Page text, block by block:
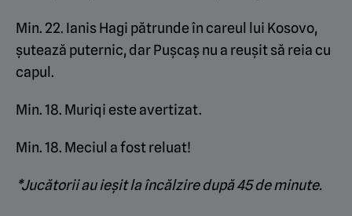
Min. 22. Ianis Hagi pătrunde în careul lui Kosovo,
șutează puternic, dar Pușcaș nu a reușit să reia cu
capul.
Min. 18. Muriqi este avertizat.
Min. 18. Meciul a fost reluat!
*Jucătorii au ieșit la încălzire după 45 de minute.